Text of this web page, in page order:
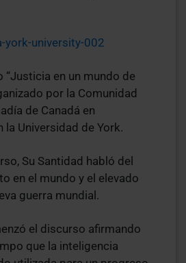
“Justicia en un mundo de
por la Comunidad
de Canadá en
Universidad de York.
Su Santidad habló del
en el mundo y el elevado
guerra mundial.
el discurso afirmando
que la inteligencia